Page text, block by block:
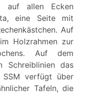
auf allen Ecken
eine Seite mit
Auf
Holzrahmen zur
Auf dem
das
verfügt über
Tafeln, die